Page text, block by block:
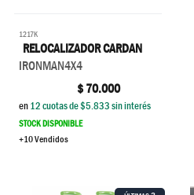
1217K
RELOCALIZADOR CARDAN
IRONMAN4X4
$70.000
en12cuotas de $5.833sin interés
STOCK DISPONIBLE
+10 Vendidos